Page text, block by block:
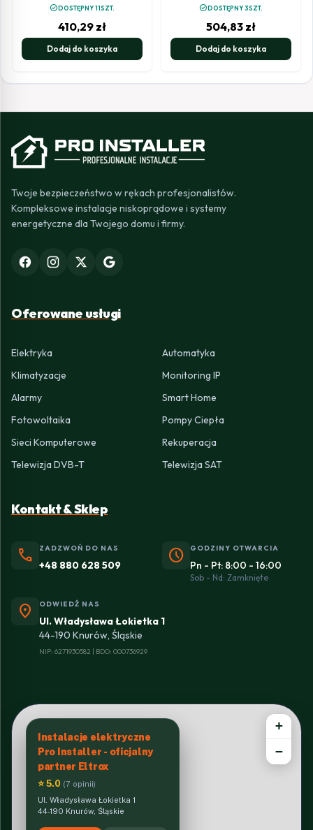
check_circleDOSTĘPNY 11SZT.
410,29 zł
Dodaj do koszyka
check_circleDOSTĘPNY 3SZT.
504,83 zł
Dodaj do koszyka
Twoje bezpieczeństwo w rękach profesjonalistów.
Kompleksowe instalacje niskoprądowe i systemy
energetyczne dla Twojego domu i firmy.
Oferowane usługi
Elektryka
Automatyka
Klimatyzacje
Monitoring IP
Alarmy
Smart Home
Fotowoltaika
Pompy Ciepła
Sieci Komputerowe
Rekuperacja
Telewizja DVB-T
Telewizja SAT
Kontakt & Sklep
phone ZADZWOŃ DO NAS
+48 880 628 509 schedule GODZINY OTWARCIA
Pn - Pt: 8:00 - 16:00
Sob - Nd: Zamknięte
location_on ODWIEDŹ NAS
Ul. Władysława Łokietka 1
44-190 Knurów, Śląskie
NIP: 6271930582 | BDO: 000736929
Instalacje elektryczne
Pro Installer - oficjalny
partner Eltrox
⭐ 5.0 (7 opinii)
Ul. Władysława Łokietka 1
44-190 Knurów, Śląskie
+
−